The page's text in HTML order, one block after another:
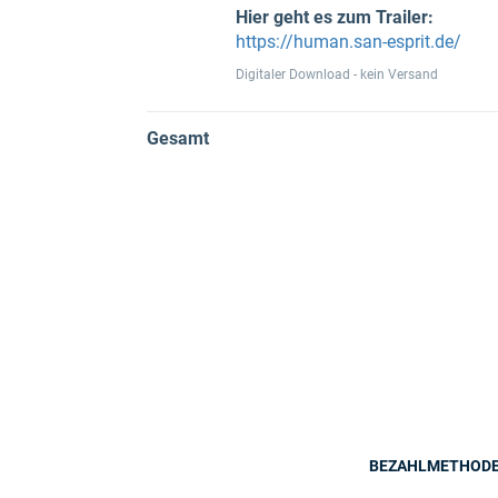
Hier geht es zum Trailer:
https://human.san-esprit.de/
Digitaler Download - kein Versand
Gesamt